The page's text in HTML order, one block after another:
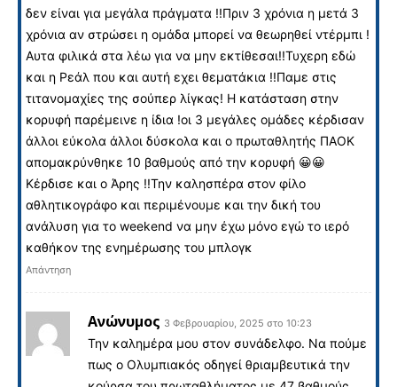
δεν είναι για μεγάλα πράγματα !!Πριν 3 χρόνια η μετά 3
χρόνια αν στρώσει η ομάδα μπορεί να θεωρηθεί ντέρμπι !
Αυτα φιλικά στα λέω για να μην εκτίθεσαι!!Τυχερη εδώ
και η Ρεάλ που και αυτή εχει θεματάκια !!Παμε στις
τιτανομαχίες της σούπερ λίγκας! Η κατάσταση στην
κορυφή παρέμεινε η ίδια !οι 3 μεγάλες ομάδες κέρδισαν
άλλοι εύκολα άλλοι δύσκολα και ο πρωταθλητής ΠΑΟΚ
απομακρύνθηκε 10 βαθμούς από την κορυφή 😀😀
Κέρδισε και ο Άρης !!Την καλησπέρα στον φίλο
αθλητικογράφο και περιμένουμε και την δική του
ανάλυση για το weekend να μην έχω μόνο εγώ το ιερό
καθήκον της ενημέρωσης του μπλογκ
Απάντηση
Ανώνυμος 3 Φεβρουαρίου, 2025 στο 10:23
Την καλημέρα μου στον συνάδελφο. Να πούμε
πως ο Ολυμπιακός οδηγεί θριαμβευτικά την